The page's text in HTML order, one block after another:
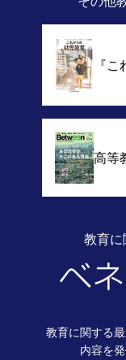
『
高等
教育に
教育に関する
内容を